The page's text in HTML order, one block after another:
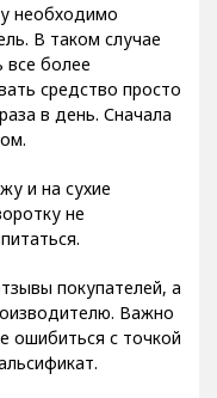
необходимо
В таком случае
более
средство просто
в день. Сначала
и на сухие
не
покупателей, а
Важно
ошибиться с точкой